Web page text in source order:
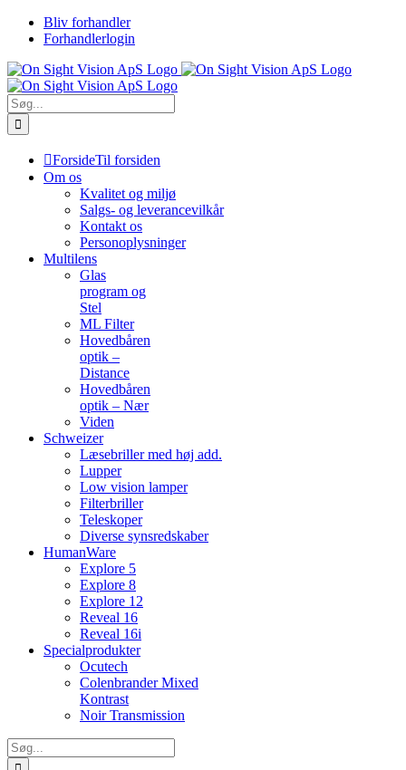
Skip
Bliv forhandler
Forhandlerlogin
Søg
efter:
ForsideTil forsiden
Om os
Kvalitet og miljø
Salgs- og leverancevilkår
Kontakt os
Personoplysninger
Multilens
Glas
program og
Stel
ML Filter
Hovedbåren
optik –
Distance
Hovedbåren
optik – Nær
Viden
Schweizer
Læsebriller med høj add.
Lupper
Low vision lamper
Filterbriller
Teleskoper
Diverse synsredskaber
HumanWare
Explore 5
Explore 8
Explore 12
Reveal 16
Reveal 16i
Specialprodukter
Ocutech
Colenbrander Mixed
Kontrast
Noir Transmission
Søg
efter: